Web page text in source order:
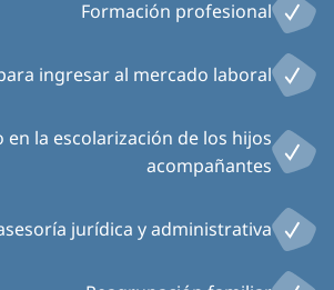
Formación profesional
ingresar al mercado laboral
en la escolarización de los hijos
acompañantes
jurídica y administrativa